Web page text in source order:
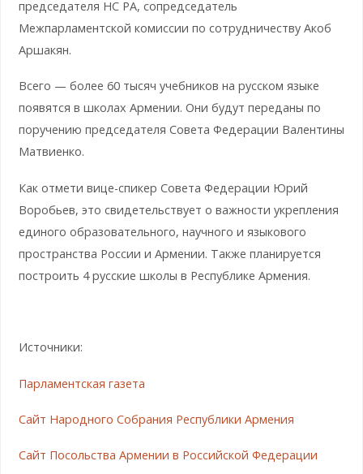
председателя НС РА, сопредседатель
Межпарламентской комиссии по сотрудничеству Акоб
Аршакян.
Всего — более 60 тысяч учебников на русском языке
появятся в школах Армении. Они будут переданы по
поручению председателя Совета Федерации Валентины
Матвиенко.
Как отмети вице-спикер Совета Федерации Юрий
Воробьев, это свидетельствует о важности укрепления
единого образовательного, научного и языкового
пространства России и Армении. Также планируется
построить 4 русские школы в Республике Армения.
Источники:
Парламентская газета
Сайт Народного Собрания Республики Армения
Сайт Посольства Армении в Российской Федерации